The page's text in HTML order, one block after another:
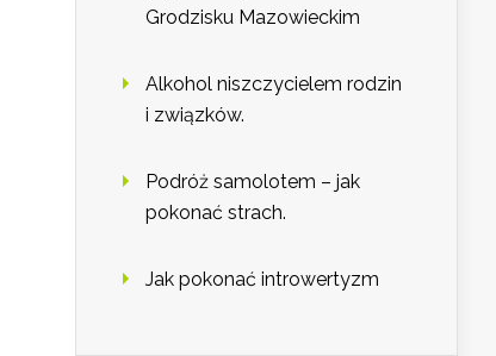
Grodzisku Mazowieckim
Alkohol niszczycielem rodzin
i związków.
Podróż samolotem – jak
pokonać strach.
Jak pokonać introwertyzm